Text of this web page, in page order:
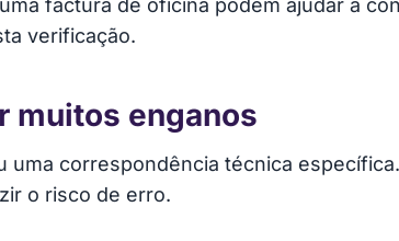
verificação.
muitos enganos
uma correspondência técnica
o risco de erro.